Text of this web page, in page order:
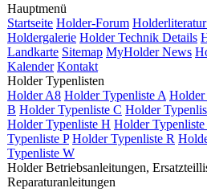
Hauptmenü
Startseite Holder-Forum
Holdergalerie Holder Technik Details
Landkarte Sitemap MyHolder News
Kalender Kontakt
Holder Typenlisten
Holder A8 Holder Typenliste A Holder
B Holder Typenliste C Holder
Holder Typenliste H Holder
Typenliste P Holder Typenliste R
Typenliste W
Holder Betriebsanleitungen,
Reparaturanleitungen